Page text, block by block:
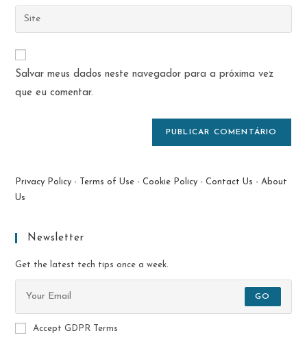
de
usuário
para
comentar
endereço
de
mail
para
comentar
Digite
o
URL
site
Salvar meus dados neste navegador para a próxima vez
que eu comentar.
Privacy Policy - Terms of Use -Cookie Policy -Contact Us -About
Us
Newsletter
Get the latest tech tips once a week.
GO
Accept GDPR Terms